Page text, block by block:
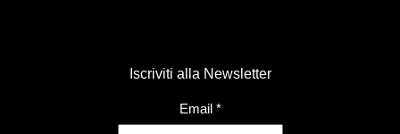
Iscriviti alla Newsletter
Email *